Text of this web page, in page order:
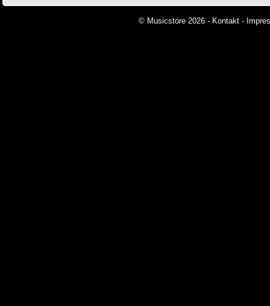
© Musicstore 2026 - Kontakt -